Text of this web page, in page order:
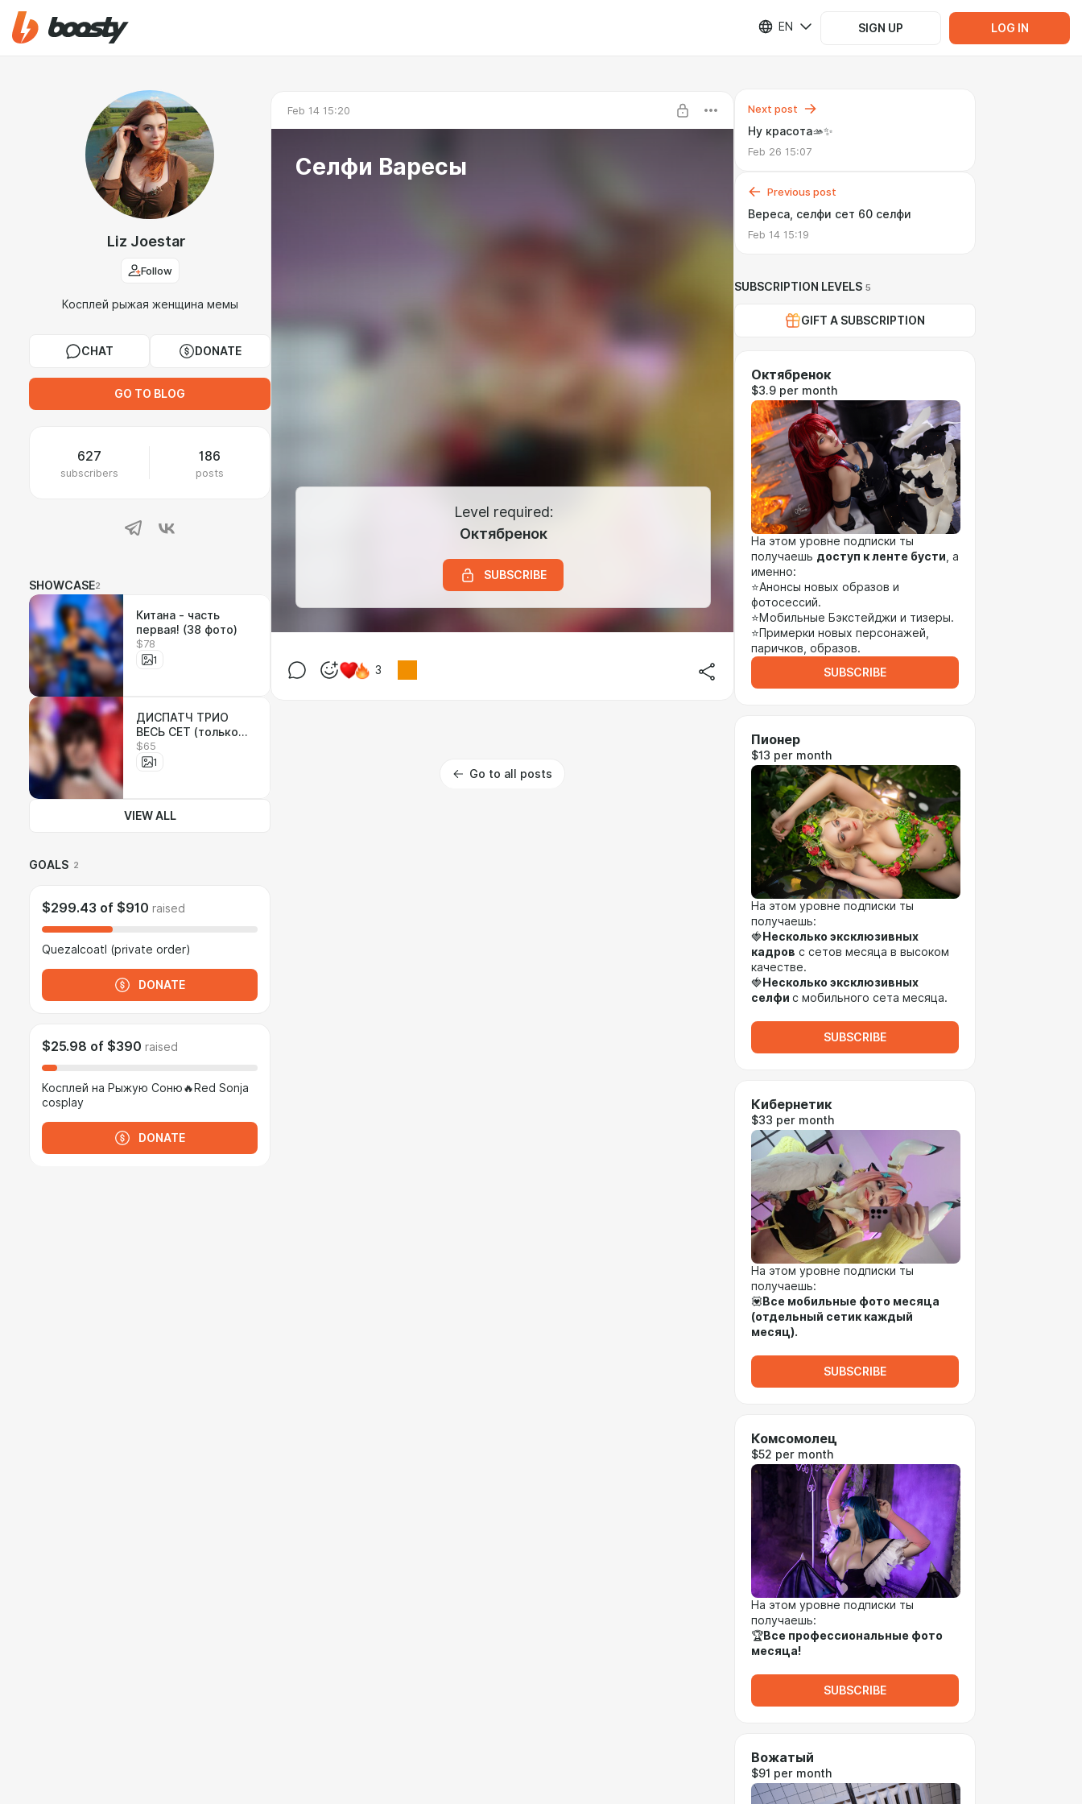
EN SIGN UP LOG IN
Liz Joestar
Follow
Косплей рыжая женщина мемы
CHAT DONATE
GO TO BLOG
627
subscribers
186
posts
SHOWCASE2
Китана - часть
первая! (38 фото)
$78
1
ДИСПАТЧ ТРИО
ВЕСЬ СЕТ (только
фото с моим
участием)
$65
1
VIEW ALL
GOALS 2
$299.43 of $910 raised
Quezalcoatl (private order)
DONATE
$25.98 of $390 raised
Косплей на Рыжую Соню🔥Red Sonja
cosplay
DONATE
Feb 14 15:20
Селфи Варесы
Level required:
Октябренок
SUBSCRIBE
3
Go to all posts
Next post
Ну красота🫴✨️
Feb 26 15:07
Previous post
Вереса, селфи сет 60 селфи
Feb 14 15:19
SUBSCRIPTION LEVELS 5
GIFT A SUBSCRIPTION
Октябренок
$3.9 per month
На этом уровне подписки ты
получаешь доступ к ленте бусти , а
именно:
⭐Анонсы новых образов и
фотосессий.
⭐Мобильные Бэкстейджи и тизеры.
⭐Примерки новых персонажей,
паричков, образов.
SUBSCRIBE
Пионер
$13 per month
На этом уровне подписки ты
получаешь:
🍓 Несколько эксклюзивных
кадров с сетов месяца в высоком
качестве.
🍓 Несколько эксклюзивных
селфи с мобильного сета месяца.
SUBSCRIBE
Кибернетик
$33 per month
На этом уровне подписки ты
получаешь:
💟 Все мобильные фото месяца
(отдельный сетик каждый
месяц).
SUBSCRIBE
Комсомолец
$52 per month
На этом уровне подписки ты
получаешь:
🏆Все профессиональные фото
месяца!
SUBSCRIBE
Вожатый
$91 per month